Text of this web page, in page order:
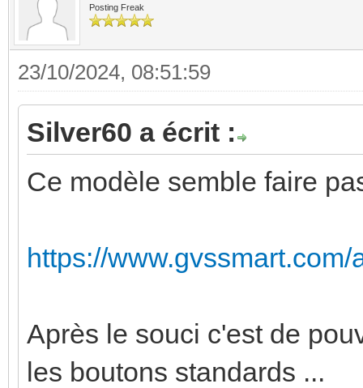
Posting Freak
23/10/2024, 08:51:59
Silver60 a écrit :
Ce modèle semble faire
https://
Après le souci c'est de
les boutons standards ...